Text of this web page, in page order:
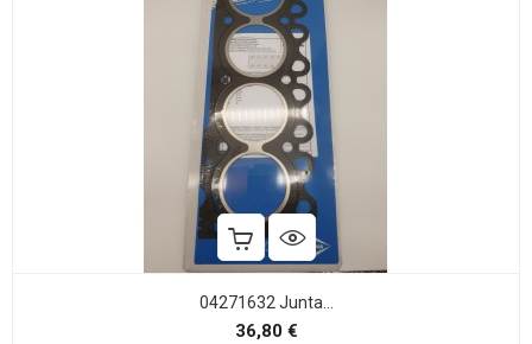
04271632 Junta...
36,80 €Precio